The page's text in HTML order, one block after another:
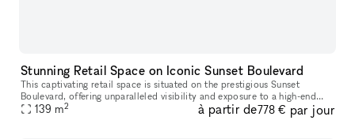
Stunning Retail Space on Iconic Sunset Boulevard
This captivating retail space is situated on the prestigious Sunset
Boulevard, offering unparalleled visibility and exposure to a high-end
clientele. Recently Renovated & Designed for Impact: Moder
139 m2 à partir de778 € par jour